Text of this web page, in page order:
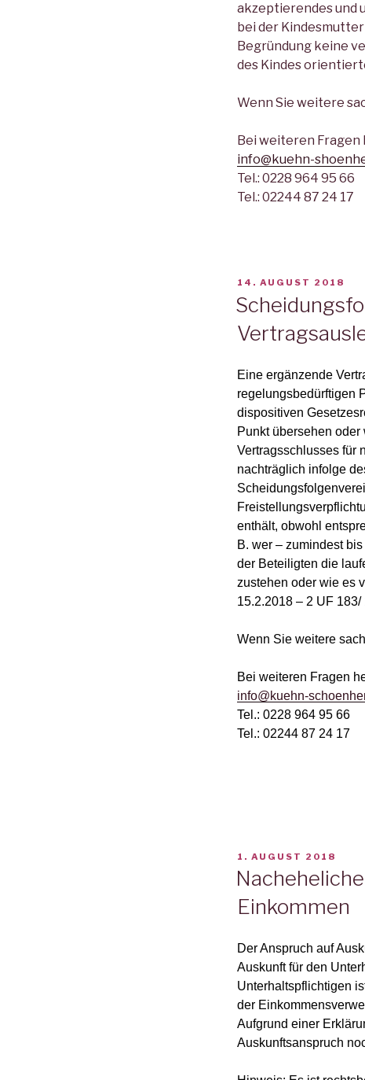
akzeptierendes und
bei der
Begründung keine
des Kindes
Wenn Sie weitere
Bei weiteren
info@kuehn-
Tel.: 0228 964 95 66
Tel.: 02244 87 24 17
VERÖFFENTLICHT
AM
14. AUGUST 2018
Eine ergänzende
regelungsbedürftigen
dispositiven
Punkt übersehen
Vertragsschlusses für
nachträglich infolge
enthält, obwohl
B. wer – zumindest
der Beteiligten die
zustehen oder wie es
15.2.2018 – 2 UF 183/
Wenn Sie weitere
Bei weiteren Fragen
info@kuehn-
Tel.: 0228 964 95 66
Tel.: 02244 87 24 17
VERÖFFENTLICHT
AM
1. AUGUST 2018
Einkommen
Der Anspruch auf
Auskunft für den
Unterhaltspflichtigen
der
Aufgrund einer
Auskunftsanspruch